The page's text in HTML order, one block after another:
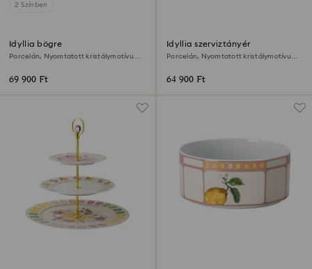
2 Színben
Idyllia bögre
Porcelán, Nyomtatott kristálymotívum,
69 900 Ft
Idyllia szerviztányér
Porcelán, Nyomtatott kristálymotívum,
64 900 Ft